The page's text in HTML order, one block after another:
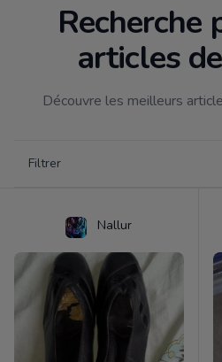
Recherche
articles
Découvre les meilleurs
Filtrer
Nallur